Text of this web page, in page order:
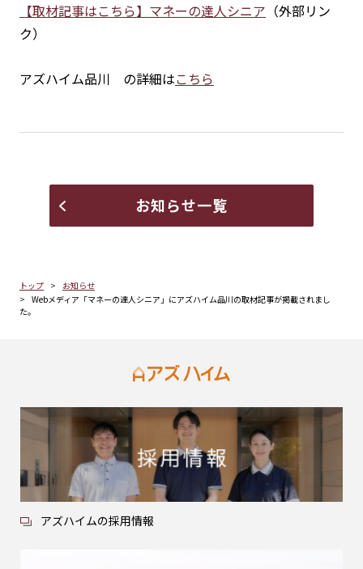
トップ
お知らせ
Webメディア「マネーの達人シニア」にアズハイム品川の取材記事が掲載されまし
た。
【取材記事はこちら】マネーの達人シニア （外部リン
ク）
アズハイム品川 の詳細はこちら
お知らせ一覧
アズハイムの採用情報